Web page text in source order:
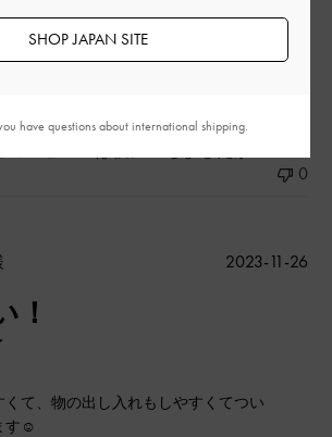
良かった
0
！
て、物の出し入れもしやすくてつい
す☺️
公
2023-11-26
SHOP JAPAN SITE
have questions about international shipping.